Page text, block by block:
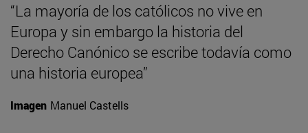
“La mayoría de los católicos no vive en
Europa y sin embargo la historia del
Derecho Canónico se escribe todavía como
una historia europea”
Imagen Manuel Castells